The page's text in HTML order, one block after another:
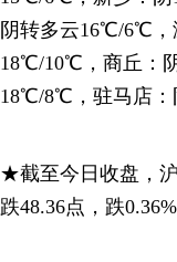
阴转多云16℃/6℃
18℃/10℃，商丘：
18℃/8℃，驻马店
★截至今日收盘，沪
跌48.36点，跌0.36%